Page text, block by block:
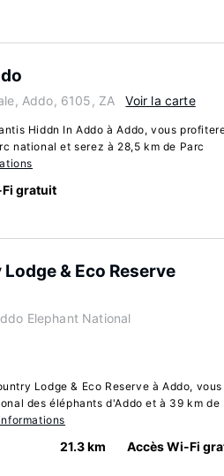
Addo, 6105, ZA Voir la carte
Hiddn In Addo à Addo, vous
national et serez à 28,5 km de Parc
gratuit
& Eco Reserve
Elephant National
Lodge & Eco Reserve à Addo, vous
des éléphants d'Addo et à 39 km de
21.3 km Accès Wi-Fi